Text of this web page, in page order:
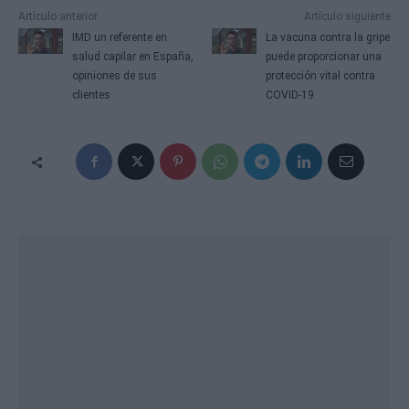
Artículo anterior
IMD un referente en
salud capilar en España,
opiniones de sus
clientes
Artículo siguiente
La vacuna contra la gripe
puede proporcionar una
protección vital contra
COVID-19